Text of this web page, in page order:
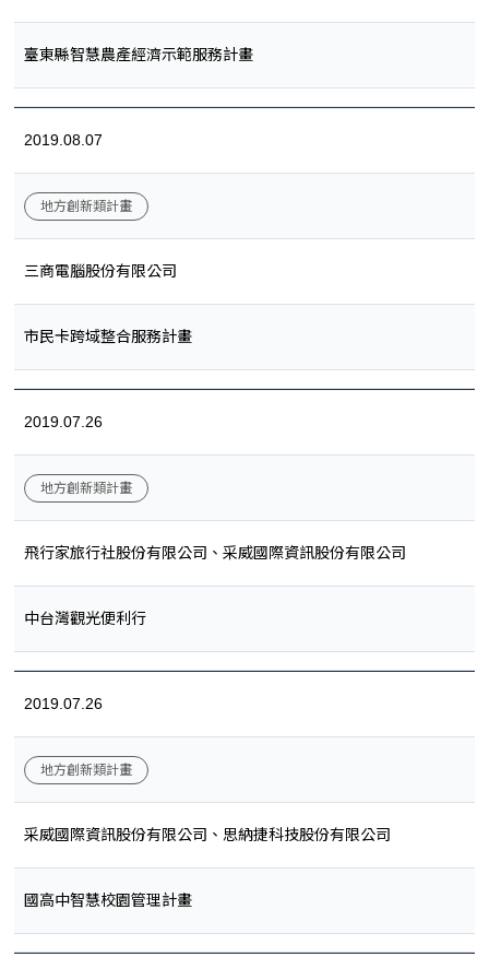
臺東縣智慧農產經濟示範服務計畫
2019.08.07
地方創新類計畫
三商電腦股份有限公司
市民卡跨域整合服務計畫
2019.07.26
地方創新類計畫
飛行家旅行社股份有限公司、采威國際資訊股份有限公司
中台灣觀光便利行
2019.07.26
地方創新類計畫
采威國際資訊股份有限公司、思納捷科技股份有限公司
國高中智慧校園管理計畫